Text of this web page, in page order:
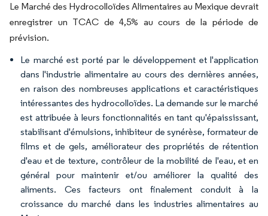
Le Marché des Hydrocolloïdes Alimentaires au Mexique devrait
enregistrer un TCAC de 4,5% au cours de la période de
prévision.
Le marché est porté par le développement et l'application
dans l'industrie alimentaire au cours des dernières années,
en raison des nombreuses applications et caractéristiques
intéressantes des hydrocolloïdes. La demande sur le marché
est attribuée à leurs fonctionnalités en tant qu'épaississant,
stabilisant d'émulsions, inhibiteur de synérèse, formateur de
films et de gels, améliorateur des propriétés de rétention
d'eau et de texture, contrôleur de la mobilité de l'eau, et en
général pour maintenir et/ou améliorer la qualité des
aliments. Ces facteurs ont finalement conduit à la
croissance du marché dans les industries alimentaires au